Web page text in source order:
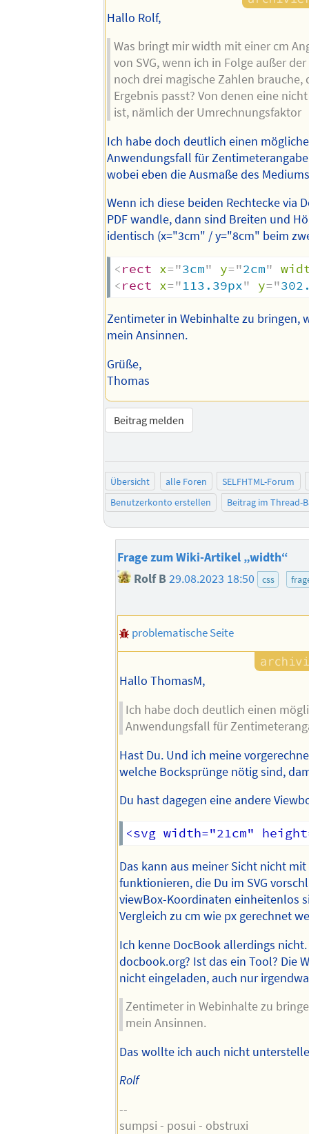
Hallo Rolf,
Was bringt mir width mit einer cm
von SVG, wenn ich in Folge außer der
noch drei magische Zahlen brauche,
Ergebnis passt? Von denen eine
ist, nämlich der Umrechnungsfaktor
Ich habe doch deutlich einen
Anwendungsfall für
wobei eben die Ausmaße des
Wenn ich diese beiden Rechtecke via
PDF wandle, dann sind Breiten und
identisch (x="3cm" / y="8cm" beim
<rect x="3cm" y="2cm"
<rect x="113.39px" y="
Zentimeter in Webinhalte zu bringen,
mein Ansinnen.
Grüße,
Thomas
Beitrag melden
Übersicht alle Foren
SELFHTML-Forum
Benutzerkonto erstellen
Beitrag im Thread-
Frage zum Wiki-Artikel „width“
Rolf B29.08.2023 18:50 css
problematische Seite
Hallo ThomasM,
Ich habe doch deutlich einen
Anwendungsfall für
Hast Du. Und ich meine
welche Bocksprünge nötig sind,
Du hast dagegen eine andere
Das kann aus meiner Sicht nicht
funktionieren, die Du im SVG
viewBox-Koordinaten einheitenlos
Vergleich zu cm wie px gerechnet
Ich kenne DocBook allerdings
docbook.org? Ist das ein Tool? Die
nicht eingeladen, auch nur
Zentimeter in Webinhalte zu
mein Ansinnen.
Das wollte ich auch nicht
Rolf
--
sumpsi - posui - obstruxi